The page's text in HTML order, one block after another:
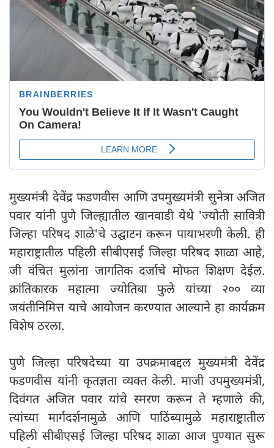
मुख्यमंत्री देवेंद्र फडणवीस आणि उपमुख्यमंत्री सुनेत्रा अजित
पवार यांनी पुणे जिल्ह्यातील खानवाडी येथे 'ज्योती सावित्री
जिल्हा परिषद शाळे'चे उद्घाटन करून पायाभरणी केली. ही
महाराष्ट्रातील पहिली सीबीएसई जिल्हा परिषद शाळा आहे,
जी वंचित मुलांना जागतिक दर्जाचे मोफत शिक्षण देईल.
क्रांतिकारक महात्मा ज्योतिबा फुले यांच्या २०० व्या
जयंतीनिमित्त याचे आयोजन करण्यात आल्याने हा कार्यक्रम
विशेष ठरला.
पुणे जिल्हा परिषदेच्या या उपक्रमाबद्दल मुख्यमंत्री देवेंद्र
फडणवीस यांनी कृतज्ञता व्यक्त केली. माजी उपमुख्यमंत्री,
दिवंगत अजित पवार यांचे स्मरण करून ते म्हणाले की,
त्यांच्या मार्गदर्शनामुळे आणि पाठिंब्यामुळे महाराष्ट्रातील
पहिली सीबीएसई जिल्हा परिषद शाळा आज पुण्यात सुरू